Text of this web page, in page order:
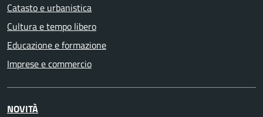
Catasto e urbanistica
Cultura e tempo libero
Educazione e formazione
Imprese e commercio
NOVITÀ